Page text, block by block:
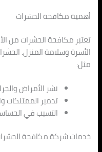
أهمية مكافحة الحشرات
تعتبر مكافحة الحشرات من
الأسرة وسلامة المنزل.
مثل:
نشر الأمراض
تدمير الممتلكات
التسبب في
خدمات شركة مكافحة